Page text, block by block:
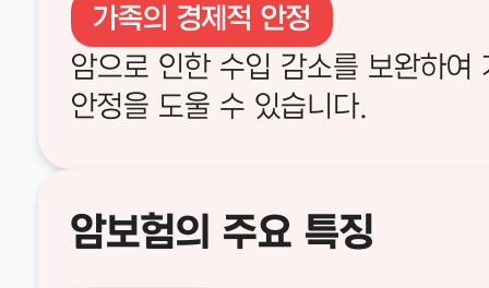
가족의 경제적 안정
암으로 인한 수입 감소를 보완하여
안정을 도울 수 있습니다.
암보험의 주요 특징